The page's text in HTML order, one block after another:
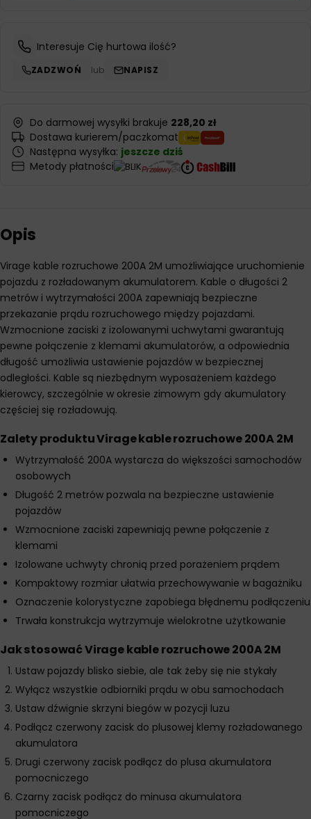
Interesuje Cię hurtowa ilość?
ZADZWOŃ lub NAPISZ
Do darmowej wysyłki brakuje 228,20 zł
Dostawa kurierem/paczkomat
Następna wysyłka: jeszcze dziś
Metody płatności
Opis
Virage kable rozruchowe 200A 2M umożliwiające uruchomienie
pojazdu z rozładowanym akumulatorem. Kable o długości 2
metrów i wytrzymałości 200A zapewniają bezpieczne
przekazanie prądu rozruchowego między pojazdami.
Wzmocnione zaciski z izolowanymi uchwytami gwarantują
pewne połączenie z klemami akumulatorów, a odpowiednia
długość umożliwia ustawienie pojazdów w bezpiecznej
odległości. Kable są niezbędnym wyposażeniem każdego
kierowcy, szczególnie w okresie zimowym gdy akumulatory
częściej się rozładowują.
Zalety produktu Virage kable rozruchowe 200A 2M
Wytrzymałość 200A wystarcza do większości samochodów
osobowych
Długość 2 metrów pozwala na bezpieczne ustawienie
pojazdów
Wzmocnione zaciski zapewniają pewne połączenie z
klemami
Izolowane uchwyty chronią przed porażeniem prądem
Kompaktowy rozmiar ułatwia przechowywanie w bagażniku
Oznaczenie kolorystyczne zapobiega błędnemu podłączeniu
Trwała konstrukcja wytrzymuje wielokrotne użytkowanie
Jak stosować Virage kable rozruchowe 200A 2M
Ustaw pojazdy blisko siebie, ale tak żeby się nie stykały
Wyłącz wszystkie odbiorniki prądu w obu samochodach
Ustaw dźwignie skrzyni biegów w pozycji luzu
Podłącz czerwony zacisk do plusowej klemy rozładowanego
akumulatora
Drugi czerwony zacisk podłącz do plusa akumulatora
pomocniczego
Czarny zacisk podłącz do minusa akumulatora
pomocniczego